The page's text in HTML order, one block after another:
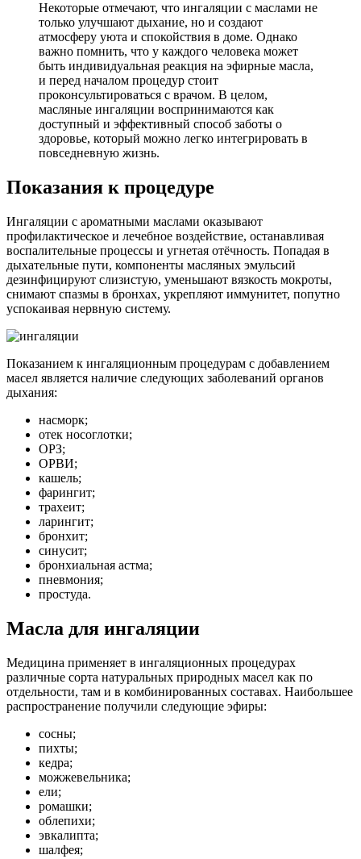
Некоторые отмечают, что ингаляции с маслами не
только улучшают дыхание, но и создают
атмосферу уюта и спокойствия в доме. Однако
важно помнить, что у каждого человека может
быть индивидуальная реакция на эфирные масла,
и перед началом процедур стоит
проконсультироваться с врачом. В целом,
масляные ингаляции воспринимаются как
доступный и эффективный способ заботы о
здоровье, который можно легко интегрировать в
повседневную жизнь.
Показания к процедуре
Ингаляции с ароматными маслами оказывают
профилактическое и лечебное воздействие, останавливая
воспалительные процессы и угнетая отёчность. Попадая в
дыхательные пути, компоненты масляных эмульсий
дезинфицируют слизистую, уменьшают вязкость мокроты,
снимают спазмы в бронхах, укрепляют иммунитет, попутно
успокаивая нервную систему.
Показанием к ингаляционным процедурам с добавлением
масел является наличие следующих заболеваний органов
дыхания:
насморк;
отек носоглотки;
ОРЗ;
ОРВИ;
кашель;
фарингит;
трахеит;
ларингит;
бронхит;
синусит;
бронхиальная астма;
пневмония;
простуда.
Масла для ингаляции
Медицина применяет в ингаляционных процедурах
различные сорта натуральных природных масел как по
отдельности, там и в комбинированных составах. Наибольшее
распространение получили следующие эфиры:
сосны;
пихты;
кедра;
можжевельника;
ели;
ромашки;
облепихи;
эвкалипта;
шалфея;